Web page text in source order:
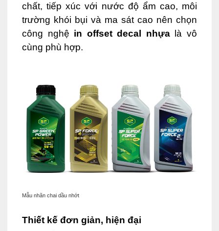
chất, tiếp xúc với nước độ ẩm cao, môi
trường khói bụi và ma sát cao nên chọn
công nghệ in offset decal nhựalà vô
cùng phù hợp.
Mẫu nhãn chai dầu nhớt
Thiết kế đơn giản, hiện đại